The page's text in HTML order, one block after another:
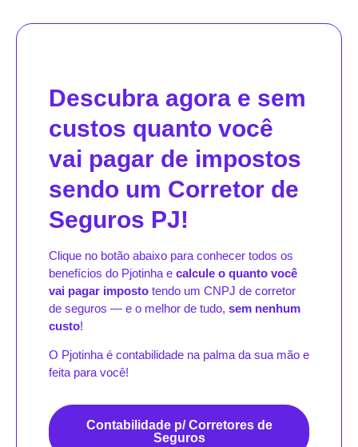
Descubra agora e sem
custos quanto você
vai pagar de impostos
sendo um Corretor de
Seguros PJ!
Clique no botão abaixo para conhecer todos os
benefícios do Pjotinha e calcule o quanto você
vai pagar imposto tendo um CNPJ de corretor
de seguros — e o melhor de tudo, sem nenhum
custo!
O Pjotinha é contabilidade na palma da sua mão e
feita para você!
Contabilidade p/ Corretores de
Seguros